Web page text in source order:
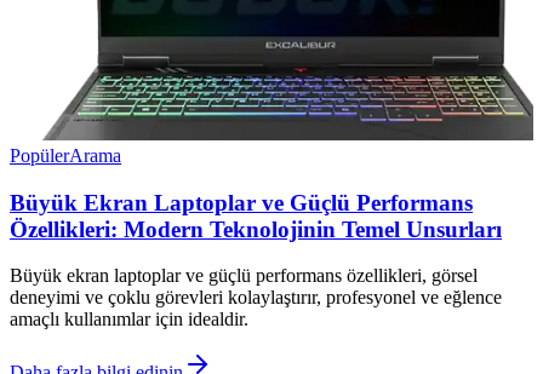
PopülerArama
Büyük Ekran Laptoplar ve Güçlü Performans
Özellikleri: Modern Teknolojinin Temel Unsurları
Büyük ekran laptoplar ve güçlü performans özellikleri, görsel
deneyimi ve çoklu görevleri kolaylaştırır, profesyonel ve eğlence
amaçlı kullanımlar için idealdir.